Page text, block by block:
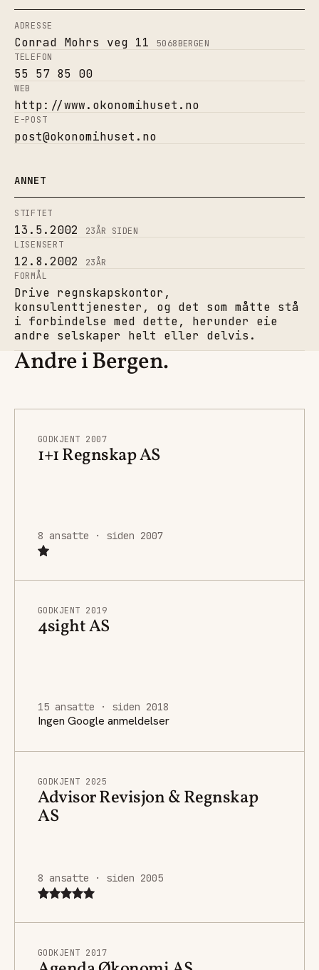
ADRESSE
Conrad Mohrs veg 11 5068BERGEN
TELEFON
55 57 85 00
WEB
http://www.okonomihuset.no
E-POST
post@okonomihuset.no
ANNET
STIFTET
13.5.2002 23ÅR SIDEN
LISENSERT
12.8.2002 23ÅR
FORMÅL
Drive regnskapskontor,
konsulenttjenester, og det som måtte stå
i forbindelse med dette, herunder eie
andre selskaper helt eller delvis.
Andre i Bergen.
GODKJENT 2007
1+1 Regnskap AS
8 ansatte · siden 2007
GODKJENT 2019
4sight AS
15 ansatte · siden 2018
Ingen Google anmeldelser
GODKJENT 2025
Advisor Revisjon & Regnskap
AS
8 ansatte · siden 2005
GODKJENT 2017